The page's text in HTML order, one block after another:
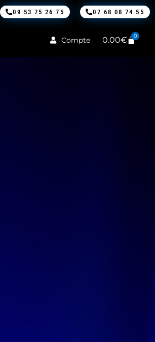
09 53 75 26 75 07 68 08 74 55
Compte 0.00€ 0